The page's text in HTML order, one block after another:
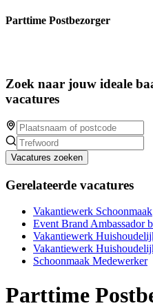
Parttime Postbezorger
Zoek naar jouw ideale
vacatures
Vacatures zoeken
Gerelateerde vacatures
Vakantiewerk Schoonmaak
Event Brand Ambassador
Vakantiewerk
Vakantiewerk
Schoonmaak Medewerker
Parttime